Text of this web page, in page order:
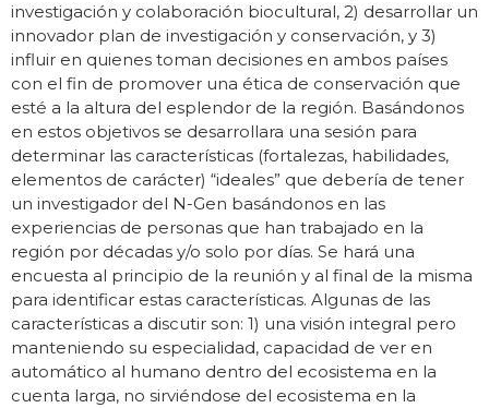
investigación y colaboración biocultural, 2) desarrollar un
innovador plan de investigación y conservación, y 3)
influir en quienes toman decisiones en ambos países
con el fin de promover una ética de conservación que
esté a la altura del esplendor de la región. Basándonos
en estos objetivos se desarrollara una sesión para
determinar las características (fortalezas, habilidades,
elementos de carácter) “ideales” que debería de tener
un investigador del N-Gen basándonos en las
experiencias de personas que han trabajado en la
región por décadas y/o solo por días. Se hará una
encuesta al principio de la reunión y al final de la misma
para identificar estas características. Algunas de las
características a discutir son: 1) una visión integral pero
manteniendo su especialidad, capacidad de ver en
automático al humano dentro del ecosistema en la
cuenta larga, no sirviéndose del ecosistema en la